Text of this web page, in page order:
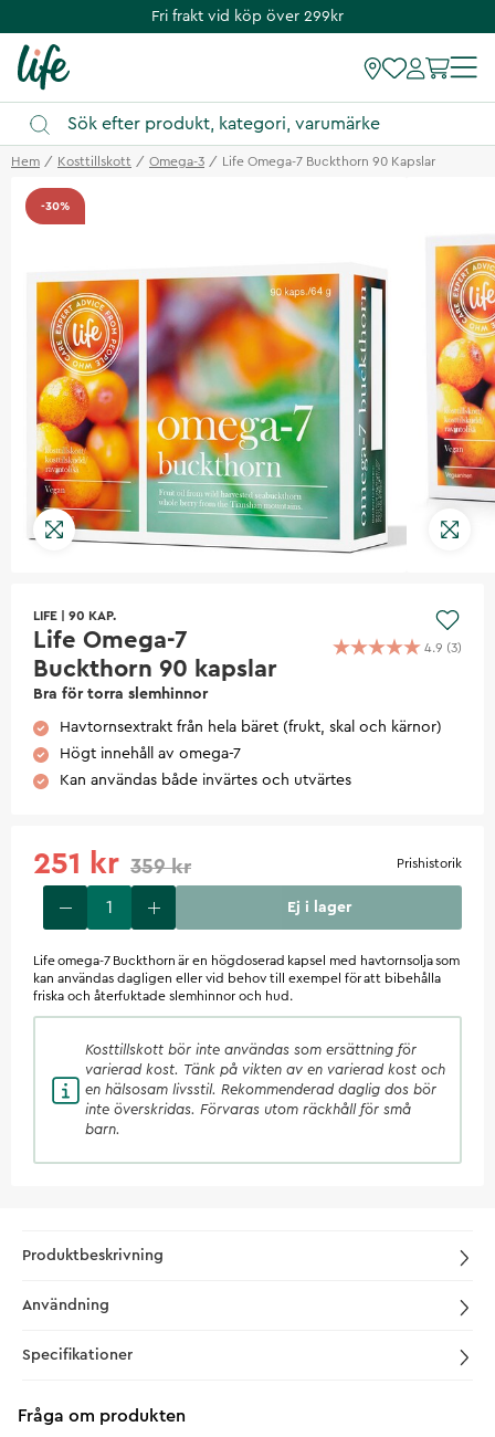
Fri frakt vid köp över 299kr
Hem Kosttillskott Omega-3 Life Omega-7 Buckthorn 90 Kapslar
-30%
LIFE 90 KAP.
Life Omega-7
Buckthorn 90 kapslar
Bra för torra slemhinnor
4.9 (3)
Havtornsextrakt från hela bäret (frukt, skal och kärnor)
Högt innehåll av omega-7
Kan användas både invärtes och utvärtes
251 kr 359 kr Prishistorik
Ej i lager
Life omega-7 Buckthorn är en högdoserad kapsel med havtornsolja som
kan användas dagligen eller vid behov till exempel för att bibehålla
friska och återfuktade slemhinnor och hud.
Kosttillskott bör inte användas som ersättning för
varierad kost. Tänk på vikten av en varierad kost och
en hälsosam livsstil. Rekommenderad daglig dos bör
inte överskridas. Förvaras utom räckhåll för små
barn.
Produktbeskrivning
Användning
Specifikationer
Fråga om produkten